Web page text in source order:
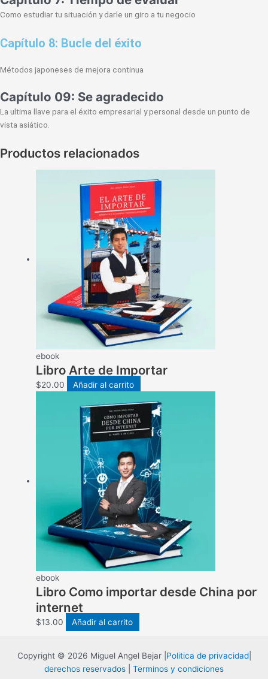
Como estudiar tu situación y darle un giro a tu negocio
Capítulo 8: Bucle del éxito
Métodos japoneses de mejora continua
Capítulo 09: Se agradecido
La ultima llave para el éxito empresarial y personal desde un punto de
vista asiático.
Productos relacionados
ebook
Libro Arte de Importar
$20.00 Añadir al carrito
ebook
Libro Como importar desde China por
internet
$13.00 Añadir al carrito
Copyright © 2026 Miguel Angel Bejar | Politica de privacidad|
derechos reservados
Terminos y condiciones